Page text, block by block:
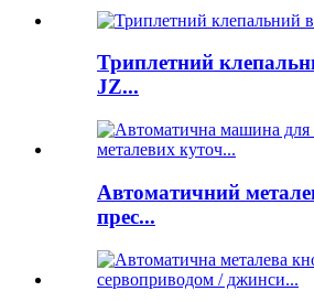
Триплетний
JZ...
Автоматичний
прес...